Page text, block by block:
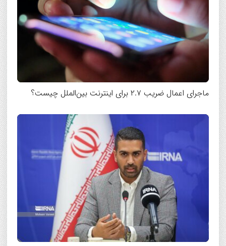
ماجرای اعمال ضریب ۲.۷ برای اینترنت بین‌الملل چیست؟